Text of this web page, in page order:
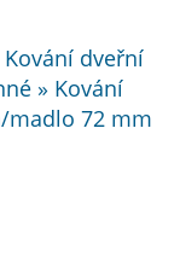
dveřní
» Kování
madlo 72 mm